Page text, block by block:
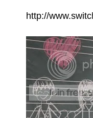
http://